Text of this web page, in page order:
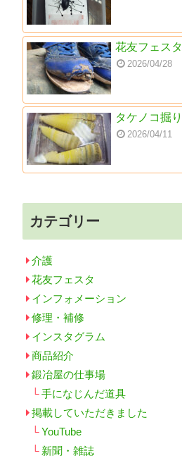
花友フェスタ
2026/04/28
タケノコ掘り
2026/04/11
カテゴリー
介護
花友フェスタ
インフォメーション
修理・補修
インスタグラム
商品紹介
鍛冶屋の仕事場
手になじんだ道具
掲載していただきました
YouTube
新聞・雑誌